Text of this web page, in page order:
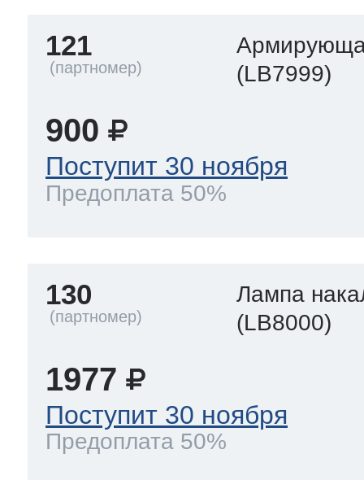
121
(LB7999)
900
Поступит 30 ноября
Предоплата 50%
130
Лампа
(LB8000)
1977
Поступит 30 ноября
Предоплата 50%